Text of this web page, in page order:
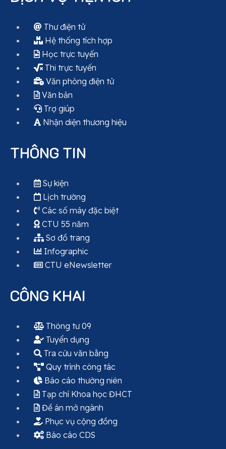
Thư điện tử
Hệ thống tích hợp
Học trực tuyến
Thi trực tuyến
Văn phòng điện tử
Văn bản
Trợ giúp
Nhận diện thương hiệu
THÔNG TIN
Sự kiện
Lịch trường
Các số máy đặc biệt
CTU 55 năm
Sơ đồ trang
Infographic
CTU eNewsletter
CÔNG KHAI
Thông tư 09
Tuyển dụng
Tra cứu văn bằng
Quy trình công tác
Báo cáo thường niên
Tạp chí Khoa học ĐHCT
Đề án mở ngành
Phục vụ cộng đồng
Báo cáo CDS